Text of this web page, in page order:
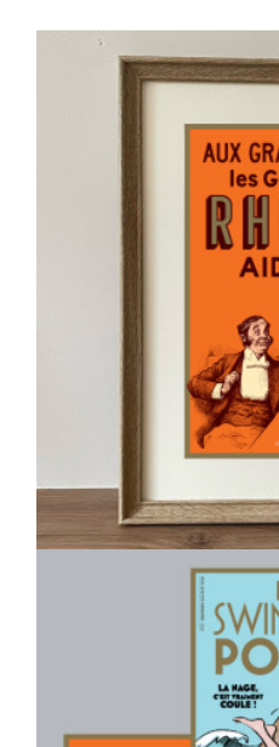
Affichette